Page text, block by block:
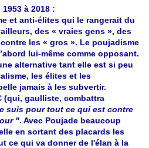
à 2018 :
et anti-élites qui le rangerait du
des « vraies gens », des
les « gros ». Le poujadisme
lui-même comme opposant.
alternative tant elle est si peu
les élites et les
jamais à les subvertir.
(qui, gaulliste, combattra
suis pour tout ce qui est contre
". Avec Poujade beaucoup
en sortant des placards les
ce qui va donner de l'élan à la